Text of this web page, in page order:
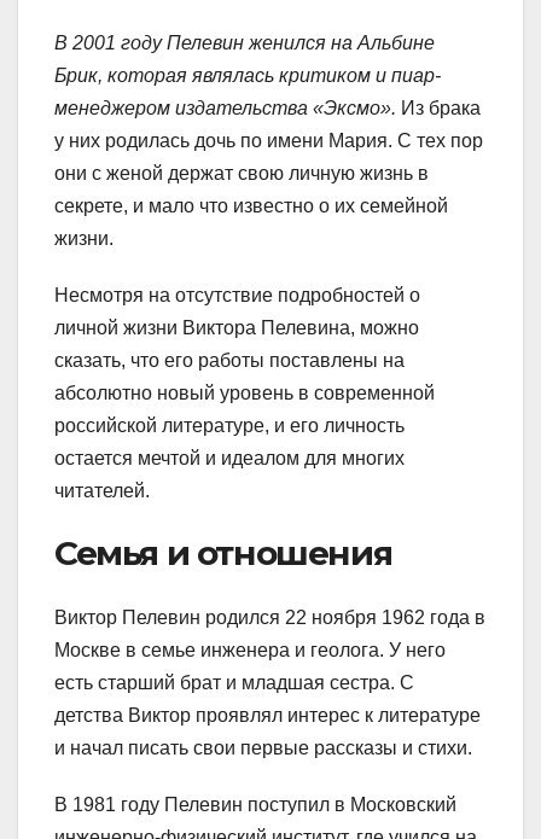
В 2001 году Пелевин женился на Альбине
Брик, которая являлась критиком и пиар-
менеджером издательства «Эксмо». Из брака
у них родилась дочь по имени Мария. С тех пор
они с женой держат свою личную жизнь в
секрете, и мало что известно о их семейной
жизни.
Несмотря на отсутствие подробностей о
личной жизни Виктора Пелевина, можно
сказать, что его работы поставлены на
абсолютно новый уровень в современной
российской литературе, и его личность
остается мечтой и идеалом для многих
читателей.
Семья и отношения
Виктор Пелевин родился 22 ноября 1962 года в
Москве в семье инженера и геолога. У него
есть старший брат и младшая сестра. С
детства Виктор проявлял интерес к литературе
и начал писать свои первые рассказы и стихи.
В 1981 году Пелевин поступил в Московский